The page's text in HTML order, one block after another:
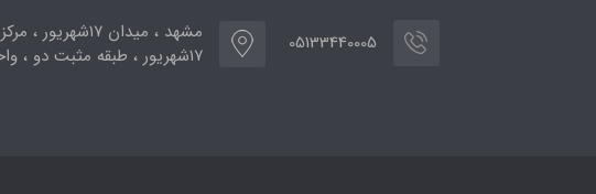
05133440005
مشهد ، میدان ۱۷شهریور
۱۷شهریور ، طبقه مثبت دو ، واحد ۷۷۳